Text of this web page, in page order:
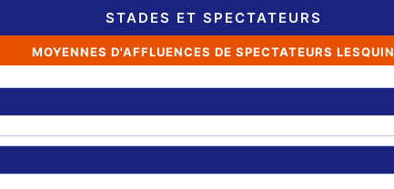
STADES ET SPECTATEURS
MOYENNES D'AFFLUENCES DE SPECTATEURS LESQUIN